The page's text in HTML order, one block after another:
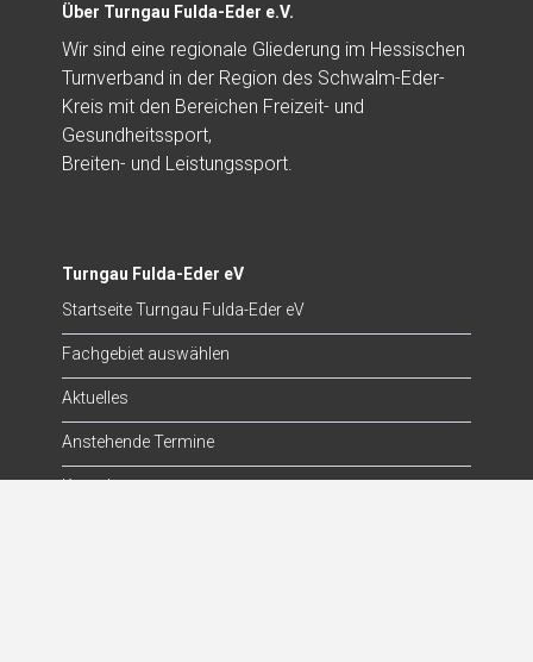
Über Turngau Fulda-Eder e.V.
Wir sind eine regionale Gliederung im Hessischen
Turnverband in der Region des Schwalm-Eder-
Kreis mit den Bereichen Freizeit- und
Gesundheitssport,
Breiten- und Leistungssport.
Turngau Fulda-Eder eV
Startseite Turngau Fulda-Eder eV
Fachgebiet auswählen
Aktuelles
Anstehende Termine
Kontakt